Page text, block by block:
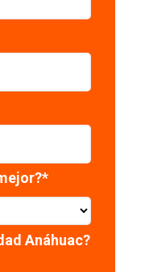
*
Anáhuac?